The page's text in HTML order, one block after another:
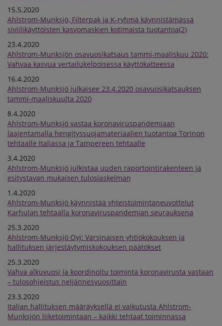
15.5.2020
Ahlstrom-Munksjö, Filterpak ja K-ryhmä käynnistämässä
siviilikäyttöisten kasvomaskien kotimaista tuotantoa(2)
23.4.2020
Ahlstrom-Munksjön osavuosikatsaus tammi-maaliskuu 2020:
Vahvaa kasvua vertailukelpoisessa käyttökatteessa
16.4.2020
Ahlstrom-Munksjö julkaisee 23.4.2020 osavuosikatsauksen
tammi-maaliskuulta 2020
8.4.2020
Ahlstrom-Munksjö vastaa koronaviruspandemiaan
laajentamalla hengityssuojamateriaalien tuotantoa Torinon
tehtaalle Italiassa ja Tampereen tehtaalle
3.4.2020
Ahlstrom-Munksjö julkistaa uuden raportointirakenteen ja
esitystavan mukaisen tuloslaskelman
1.4.2020
Ahlstrom-Munksjö käynnistää yhteistoimintaneuvottelut
Karhulan tehtaalla koronaviruspandemian seurauksena
25.3.2020
Ahlstrom-Munksjö Oyj: Varsinaisen yhtiökokouksen ja
hallituksen järjestäytymiskokouksen päätökset
25.3.2020
Vahva alkuvuosi ja koordinoitu toiminta koronavirusta vastaan
– tulosohjeistus neljännesvuosittain
23.3.2020
Italian hallituksen määräyksellä ei vaikutusta Ahlstrom-
Munksjön liiketoimintaan – kaikki tehtaat toiminnassa